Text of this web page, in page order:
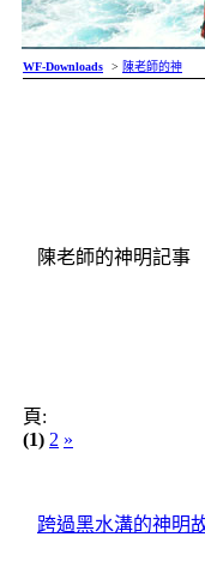
WF-Downloads > 陳老師的神
陳老師的神明記事
頁:
(1) 2 »
跨過黑水溝的神明